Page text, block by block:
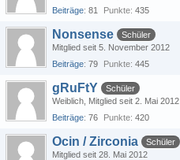
Beiträge 81 Punkte 435
Nonsense
Schüler
Mitglied seit 5. November 2012
Beiträge 79 Punkte 445
gRuFtY
Schüler
Weiblich Mitglied seit 2. Mai 2012
Beiträge 76 Punkte 420
Ocin / Zirconia
Schüler
Mitglied seit 28. Mai 2012